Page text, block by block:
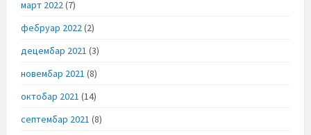
март 2022(7)
фебруар 2022(2)
децембар 2021 (3)
новембар 2021 (8)
октобар 2021 (14)
септембар 2021 (8)